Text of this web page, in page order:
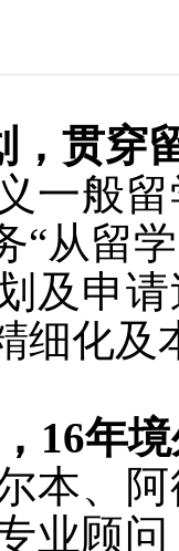
，贯穿
一般
“从留
及申
细化及
16年
本、
业顾